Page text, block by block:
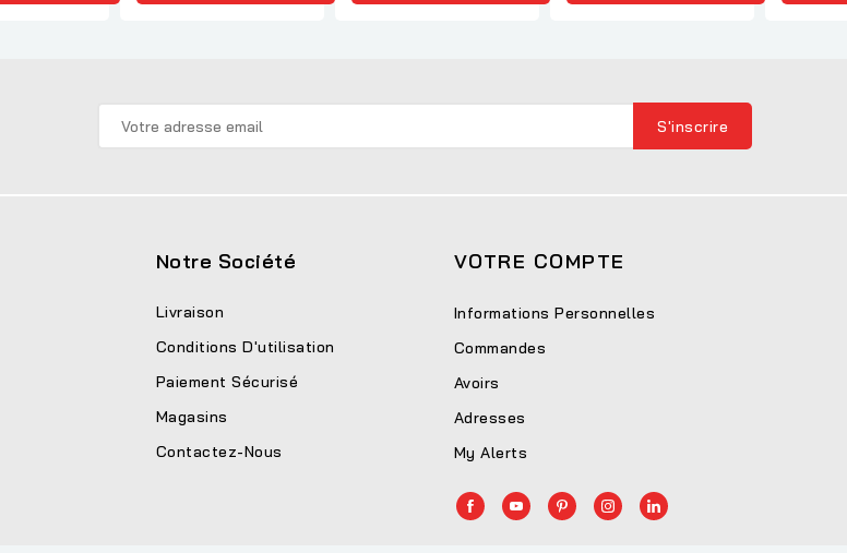
Notre Société
Livraison
Conditions D'utilisation
Paiement Sécurisé
Magasins
Contactez-Nous
VOTRE COMPTE
Informations Personnelles
Commandes
Avoirs
Adresses
My Alerts